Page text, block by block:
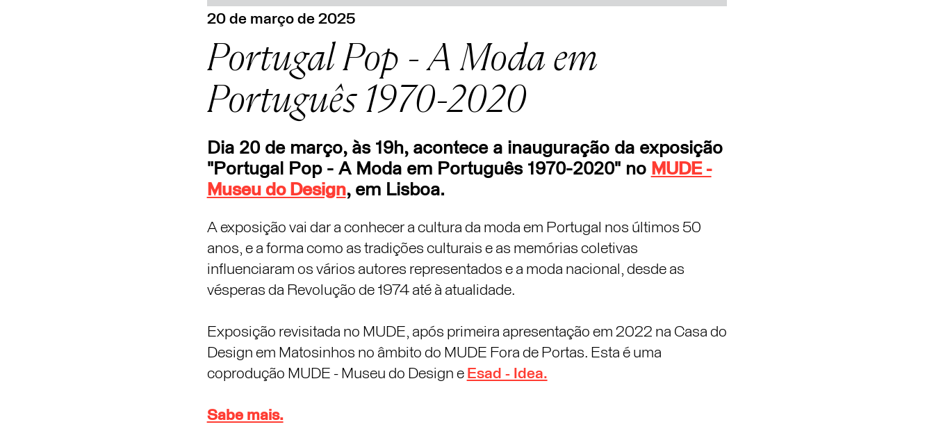
20 de março de 2025
Portugal Pop - A Moda em
Português 1970-2020
Dia 20 de março, às 19h, acontece a inauguração da exposição
"Portugal Pop - A Moda em Português 1970-2020" no MUDE -
Museu do Design, em Lisboa.
A exposição vai dar a conhecer a cultura da moda em Portugal nos últimos 50
anos, e a forma como as tradições culturais e as memórias coletivas
influenciaram os vários autores representados e a moda nacional, desde as
vésperas da Revolução de 1974 até à atualidade.
Exposição revisitada no MUDE, após primeira apresentação em 2022 na Casa do
Design em Matosinhos no âmbito do MUDE Fora de Portas. Esta é uma
coprodução MUDE - Museu do Design e Esad - Idea.
Sabe mais.